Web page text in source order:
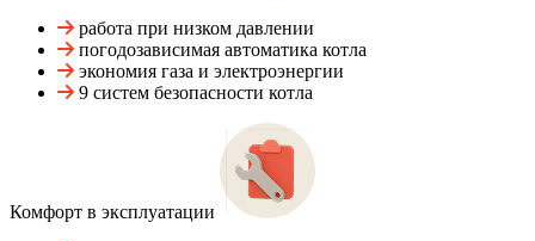
работа при низком давлении
погодозависимая автоматика котла
экономия газа и электроэнергии
9 систем безопасности котла
Комфорт в эксплуатации